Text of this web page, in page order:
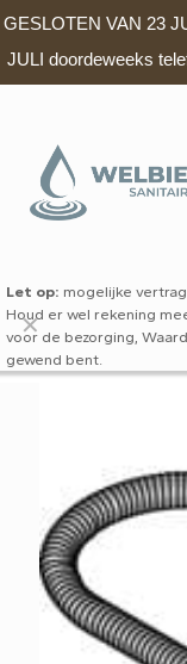
GESLOTEN VAN 23
JULI doordeweeks
Let op: mogelijke
Houd er wel rekening
voor de bezorging,
gewend bent.
✕